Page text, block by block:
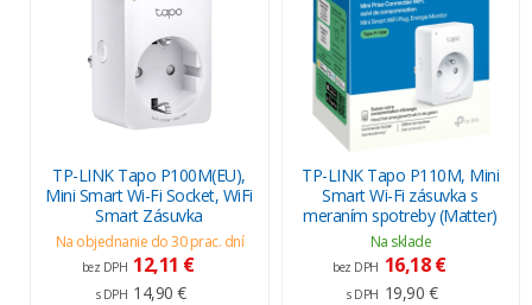
TP-LINK Tapo P100M(EU),
Mini Smart Wi-Fi Socket, WiFi
Smart Zásuvka
Na objednanie do 30 prac. dní
bez DPH 12,11 €
s DPH 14,90 €
TP-LINK Tapo P110M, Mini
Smart Wi-Fi zásuvka s
meraním spotreby (Matter)
Na sklade
bez DPH 16,18 €
s DPH 19,90 €